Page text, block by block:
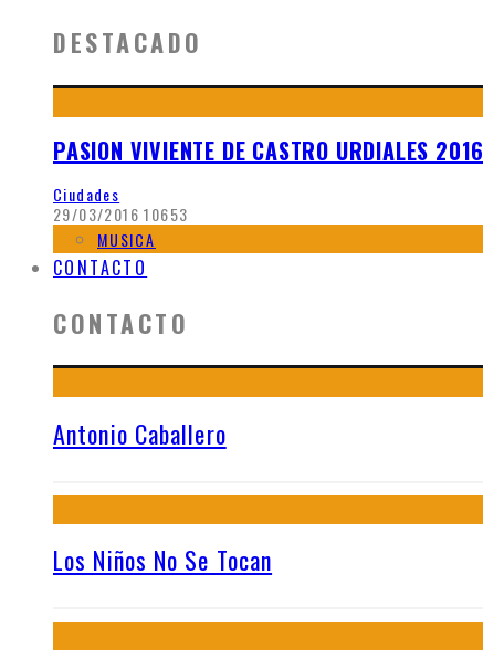
DESTACADO
PASION VIVIENTE DE CASTRO URDIALES 2016
Ciudades
29/03/2016 10653
MUSICA
CONTACTO
CONTACTO
Antonio Caballero
Los Niños No Se Tocan